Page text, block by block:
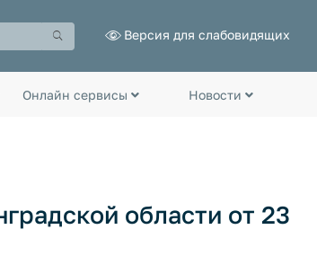
Версия для слабовидящих
Онлайн сервисы Новости
области от 23